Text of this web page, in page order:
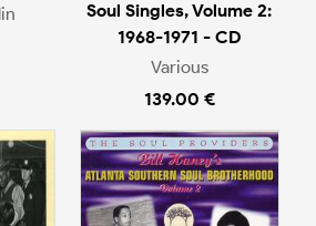
Soul Singles, Volume 2:
1968-1971 - CD
Various
139.00 €